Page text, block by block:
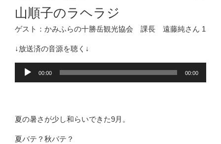
山順子のラヘラジ
ゲスト：かみふらの十勝岳観光協会 課長 遠藤純さん 1
↓放送済の音源を聴く↓
ー
ー
00:00 00:00
夏の暑さが少し和らいできた9月。
夏バテ？秋バテ？